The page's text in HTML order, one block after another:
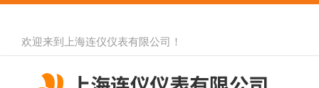
欢迎来到 上海连仪仪表有限公司 ！